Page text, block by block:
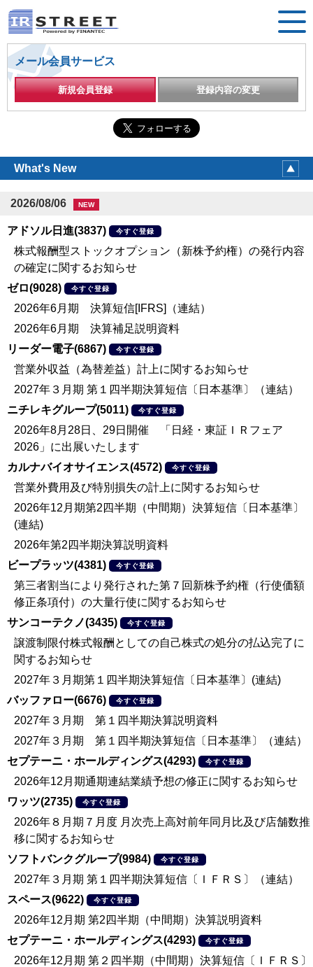
メール会員サービス
新規会員登録 登録内容の変更
What's New
2026/08/06 NEW
アドソル日進(3837) 今すぐ登録
株式報酬型ストックオプション（新株予約権）の発行内容
の確定に関するお知らせ
ゼロ(9028)
今すぐ登録
2026年6月期 決算短信[IFRS]（連結）
2026年6月期 決算補足説明資料
リーダー電子(6867)
今すぐ登録
営業外収益（為替差益）計上に関するお知らせ
2027年３月期 第１四半期決算短信〔日本基準〕（連結）
ニチレキグループ(5011)
今すぐ登録
2026年8月28日、29日開催 「日経・東証ＩＲフェア
2026」に出展いたします
カルナバイオサイエンス(4572)
今すぐ登録
営業外費用及び特別損失の計上に関するお知らせ
2026年12月期第2四半期（中間期）決算短信〔日本基準〕
(連結)
2026年第2四半期決算説明資料
ビープラッツ(4381)
今すぐ登録
第三者割当により発行された第７回新株予約権（行使価額
修正条項付）の大量行使に関するお知らせ
サンコーテクノ(3435)
今すぐ登録
譲渡制限付株式報酬としての自己株式の処分の払込完了に
関するお知らせ
2027年３月期第１四半期決算短信〔日本基準〕(連結)
バッファロー(6676)
今すぐ登録
2027年３月期 第１四半期決算説明資料
2027年３月期 第１四半期決算短信〔日本基準〕（連結）
セプテーニ・ホールディングス(4293)
今すぐ登録
2026年12月期通期連結業績予想の修正に関するお知らせ
ワッツ(2735)
今すぐ登録
2026年８月期７月度 月次売上高対前年同月比及び店舗数推
移に関するお知らせ
ソフトバンクグループ(9984)
今すぐ登録
2027年３月期 第１四半期決算短信〔ＩＦＲＳ〕（連結）
スペース(9622)
今すぐ登録
2026年12月期 第2四半期（中間期）決算説明資料
セプテーニ・ホールディングス(4293)
今すぐ登録
2026年12月期 第２四半期（中間期）決算短信〔ＩＦＲＳ〕